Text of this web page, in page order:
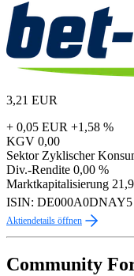
3,21 EUR
+ 0,05 EUR +1,58 %
KGV 0,00
Sektor Zyklischer
Div.-Rendite 0,00 %
Marktkapitalisierung
ISIN: DE000A0DNAY5
Aktiendetails öffnen
Community